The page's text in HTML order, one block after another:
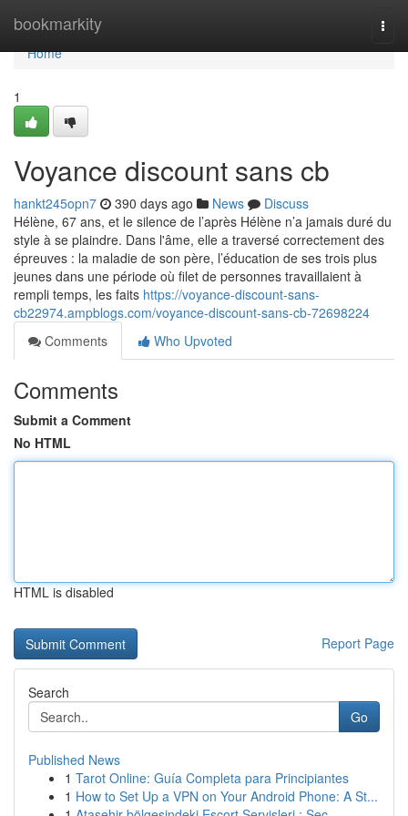
bookmarkity
Home
Home
1
Voyance discount sans cb
hankt245opn7 390 days ago News
Discuss
Hélène, 67 ans, et le silence de l’après Hélène n’a jamais duré du
style à se plaindre. Dans l'âme, elle a traversé correctement des
épreuves : la maladie de son père, l’éducation de ses trois plus
jeunes dans une période où filet de personnes travaillaient à
rempli temps, les faits https://voyance-discount-sans-
cb22974.ampblogs.com/voyance-discount-sans-cb-72698224
Comments
Who Upvoted
Comments
Submit a Comment
No HTML
HTML is disabled
Report Page
Search
Go
Published News
1 Tarot Online: Guía Completa para Principiantes
1 How to Set Up a VPN on Your Android Phone: A St...